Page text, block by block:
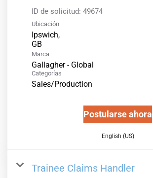
ID de solicitud: 49674
Ubicación
Ipswich,
Marca
Gallagher - Global
Categorías
Sales/Production
Postularse ahora
English (US)
Trainee Claims Handler